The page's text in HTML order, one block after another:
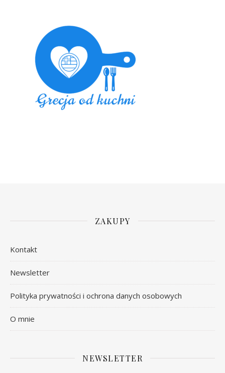
ZAKUPY
Kontakt
Newsletter
Polityka prywatności i ochrona danych osobowych
O mnie
NEWSLETTER